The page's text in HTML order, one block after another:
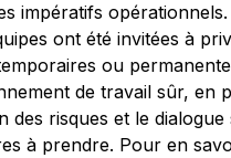
impératifs
ont été invitées à
ou
de travail sûr, en
des risques et le
à prendre. Pour en